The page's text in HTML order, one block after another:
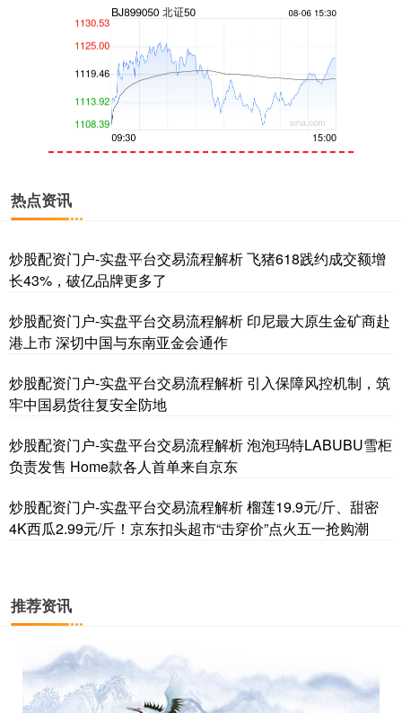
创业板指 3515.56 -19.58 -0.55%
基金指数 7229.80
热点资讯
炒股配资门户-实盘平台交易流程解析 飞猪618践约成交额增
长43%，破亿品牌更多了
炒股配资门户-实盘平台交易流程解析 印尼最大原生金矿商赴
港上市 深切中国与东南亚金会通作
炒股配资门户-实盘平台交易流程解析 引入保障风控机制，筑
牢中国易货往复安全防地
炒股配资门户-实盘平台交易流程解析 泡泡玛特LABUBU雪柜
负责发售 Home款各人首单来自京东
炒股配资门户-实盘平台交易流程解析 榴莲19.9元/斤、甜密
4K西瓜2.99元/斤！京东扣头超市“击穿价”点火五一抢购潮
推荐资讯